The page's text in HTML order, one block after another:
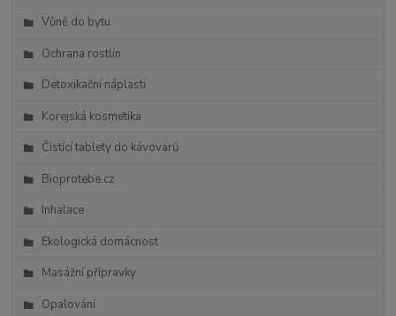
Vůně do bytu
Ochrana rostlin
Detoxikační náplasti
Korejská kosmetika
Čistící tablety do kávovarů
Bioprotebe.cz
Inhalace
Ekologická domácnost
Masážní přípravky
Opalování